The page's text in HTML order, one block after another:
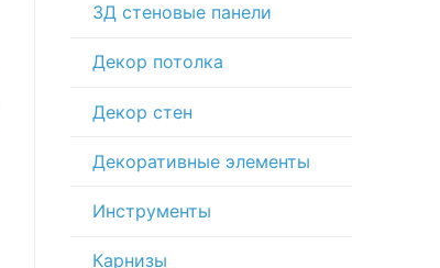
3Д стеновые панели
Декор потолка
Декор стен
Декоративные элементы
Инструменты
Карнизы